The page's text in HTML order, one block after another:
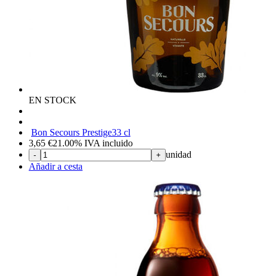
EN STOCK
Bon Secours Prestige33 cl
3,65 €21.00% IVA incluido
- + unidad
Añadir a cesta